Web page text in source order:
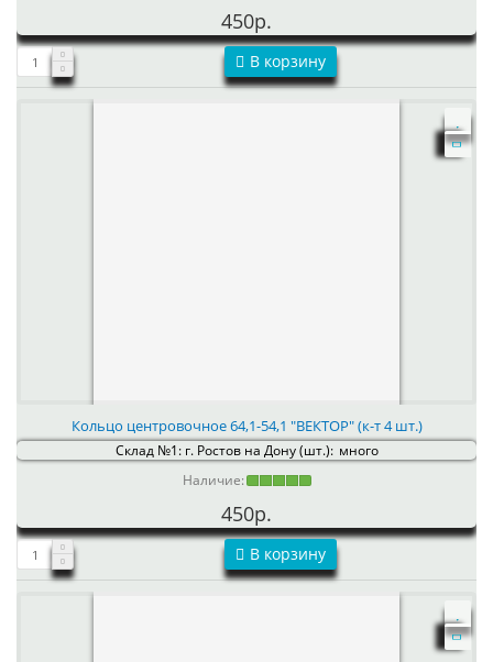
450р.
В корзину
Кольцо центровочное 64,1-54,1 "ВЕКТОР" (к-т 4 шт.)
Склад №1: г. Ростов на Дону (шт.): много
Наличие:
450р.
В корзину